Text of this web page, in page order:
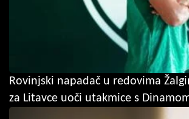
Rovinjski napadač u redovima
za Litavce uoči utakmice s